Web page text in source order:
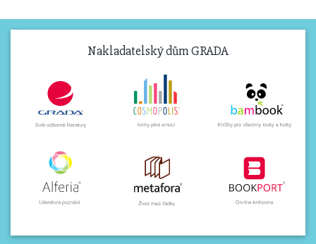
Nakladatelský dům GRADA